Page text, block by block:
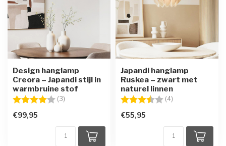
Design hanglamp
Creora – Japandi stijl in
warmbruine stof
Beoordeling: (3)
€99,95
Japandi hanglamp
Ruskea – zwart met
naturel linnen
Beoordeling: (4)
€55,95